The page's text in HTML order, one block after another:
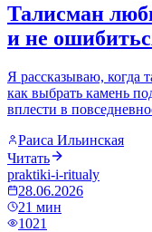
Талисман
и не
Я рассказываю, когда
как выбрать камень
вплести в
Раиса Ильинская
Читать
praktiki-i-ritualy
28.06.2026
21 мин
1021